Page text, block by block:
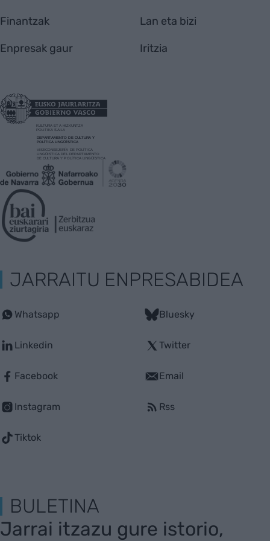
Finantzak
Enpresak gaur
Lan eta bizi
Iritzia
JARRAITU ENPRESABIDEA
Whatsapp
Linkedin
Facebook
Instagram
Tiktok
Bluesky
Twitter
Email
Rss
BULETINA
Jarrai itzazu gure istorio,